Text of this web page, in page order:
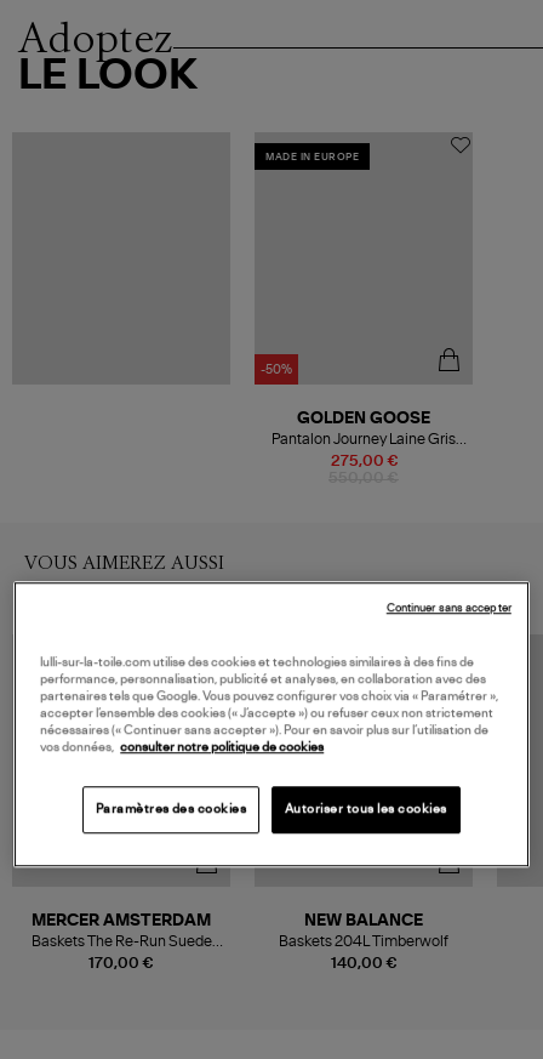
Adoptez
LE LOOK
MADE IN EUROPE
-50%
275,00 €
GOLDEN GOOSE
Pantalon Journey Laine Gris
Blanc
VOUS AIMEREZ AUSSI
170,00 €
MERCER AMSTERDAM
Baskets The Re-Run Suede
Light Sand
140,00 €
NEW BALANCE
Baskets 204L Timberwolf
lulli-sur-la-toile.com utilise des cookies et technologies similaires à des fins de
performance, personnalisation, publicité et analyses, en collaboration avec des
partenaires tels que Google. Vous pouvez configurer vos choix via « Paramétrer »,
accepter l’ensemble des cookies (« J’accepte ») ou refuser ceux non strictement
nécessaires (« Continuer sans accepter »). Pour en savoir plus sur l’utilisation de
vos données, consulter notre politique de cookies
Paramètres des cookies Autoriser tous les cookies
Continuer sans accepter